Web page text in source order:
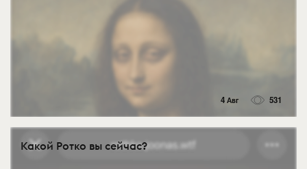
4 Авг 531
Какой Ротко вы сейчас?